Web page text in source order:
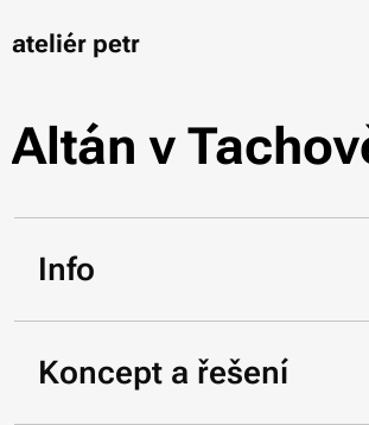
ateliér petr
Altán v
Info
rok2025
studie
Koncept a řešení